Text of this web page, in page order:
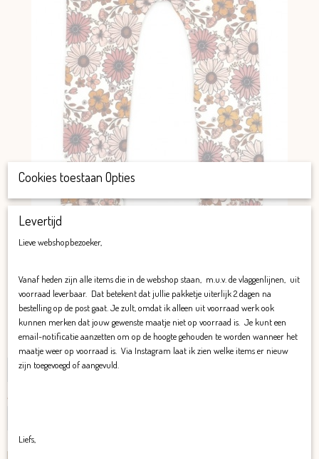
Legging Sophie
€ 19,95 (inclusief btw 21%)
Op voorraad- Levertijd max 7 dagen.
Aantal
Cookies toestaan Opties
Levertijd
Lieve webshopbezoeker,
Vanaf heden zijn alle items die in de webshop staan, m.u.v. de vlaggenlijnen, uit
voorraad leverbaar. Dat betekent dat jullie pakketje uiterlijk 2 dagen na
bestelling op de post gaat. Je zult, omdat ik alleen uit voorraad werk ook
kunnen merken dat jouw gewenste maatje niet op voorraad is. Je kunt een
email-notificatie aanzetten om op de hoogte gehouden te worden wanneer het
maatje weer op voorraad is. Via Instagram laat ik zien welke items er nieuw
zijn toegevoegd of aangevuld.
Liefs,